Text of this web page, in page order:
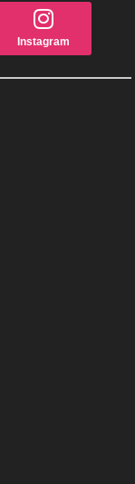
Instagram